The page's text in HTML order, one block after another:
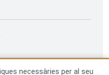
necessàries per al seu